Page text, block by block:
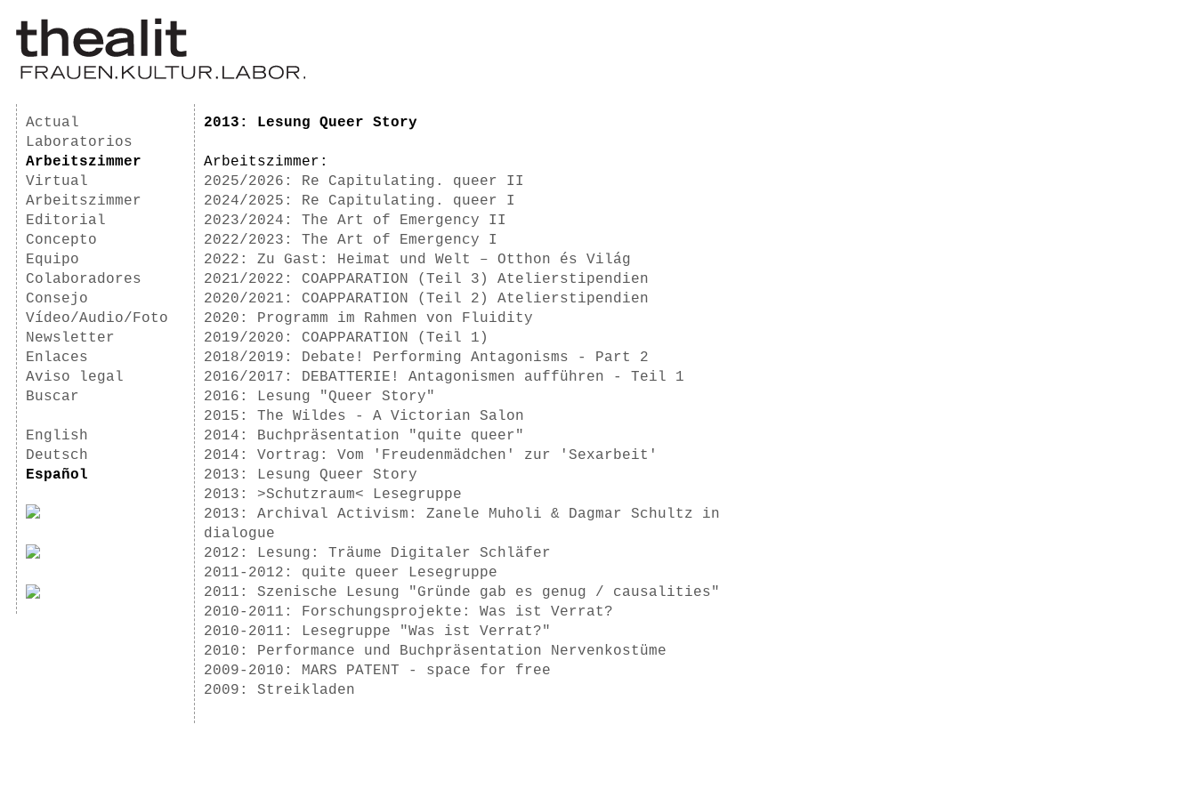
Actual
Laboratorios
Arbeitszimmer
Virtual
Arbeitszimmer
Editorial
Concepto
Equipo
Colaboradores
Consejo
Vídeo/Audio/Foto
Newsletter
Enlaces
Aviso legal
Buscar
English
Deutsch
Español
2013: Lesung Queer Story
Arbeitszimmer:
2025/2026: Re Capitulating. queer II
2024/2025: Re Capitulating. queer I
2023/2024: The Art of Emergency II
2022/2023: The Art of Emergency I
2022: Zu Gast: Heimat und Welt – Otthon és Világ
2021/2022: COAPPARATION (Teil 3) Atelierstipendien
2020/2021: COAPPARATION (Teil 2) Atelierstipendien
2020: Programm im Rahmen von Fluidity
2019/2020: COAPPARATION (Teil 1)
2018/2019: Debate! Performing Antagonisms - Part 2
2016/2017: DEBATTERIE! Antagonismen aufführen - Teil 1
2016: Lesung "Queer Story"
2015: The Wildes - A Victorian Salon
2014: Buchpräsentation "quite queer"
2014: Vortrag: Vom 'Freudenmädchen' zur 'Sexarbeit'
2013: Lesung Queer Story
2013: >Schutzraum< Lesegruppe
2013: Archival Activism: Zanele Muholi & Dagmar Schultz in
dialogue
2012: Lesung: Träume Digitaler Schläfer
2011-2012: quite queer Lesegruppe
2011: Szenische Lesung "Gründe gab es genug / causalities"
2010-2011: Forschungsprojekte: Was ist Verrat?
2010-2011: Lesegruppe "Was ist Verrat?"
2010: Performance und Buchpräsentation Nervenkostüme
2009-2010: MARS PATENT - space for free
2009: Streikladen